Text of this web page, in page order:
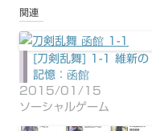
関連
[刀剣乱舞] 1-1 維新の
記憶：函館
2015/01/15
ソーシャルゲーム